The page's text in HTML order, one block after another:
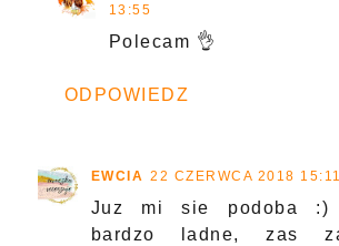
13:55
Polecam 👌
ODPOWIEDZ
EWCIA 22 CZERWCA 2018 15:11
Juz mi sie podoba :)
bardzo ladne, zas